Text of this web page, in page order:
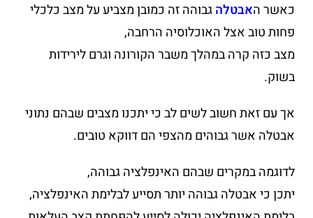
כאשר האבטלהגבוהה זה כמובן מצביע על מצב כלכלי
פחות טוב אצל האוכלוסיה הרחבה,
מצב כזה קרה במהלך משבר הקורונה וגרם לירידות
בשוק.
אך עם זאת חשוב לשים לב כי יתכנו מצבים שבהם נתוני
אבטלה אשר גבוהים מהצפי הם דווקא טובים.
לדוגמה במקרים שבהם האינפלציה גבוהה,
יתכן כי אבטלה גבוהה יותר תסייע לבלימת האינפלציה,